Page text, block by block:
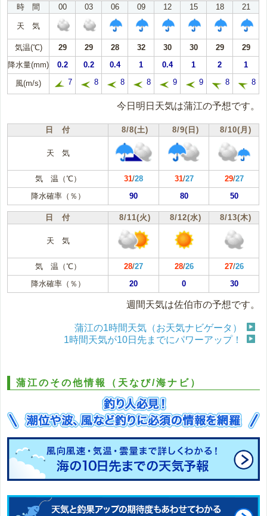
時 間
00 03 06 09 12 15 18 21
天 気
気温(℃) 29 29 28 32 30 30 29
29
降水量(mm)
0.2 0.2 0.4 1 0.4 1 2 1
風(m/s) 7 8 8 8 9 9 8 8
今日明日天気は蒲江の予想です。
日 付 8/8(土) 8/9(日) 8/10(月)
天 気
気 温（℃） 31/28 31/27 29/27
降水確率（％）
90 80 50
日 付 8/11(火) 8/12(水) 8/13(木)
天 気
気 温（℃） 28/27 28/26 27/26
降水確率（％）
20 0 30
週間天気は佐伯市の予想です。
蒲江の1時間天気（お天気ナビゲータ）
1時間天気が10日先までにパワーアップ！
蒲江のその他情報（天なび/海ナビ）